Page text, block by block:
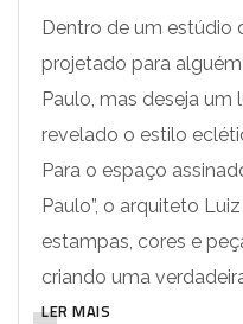
Dentro de um estúdio
projetado para
Paulo, mas deseja um
revelado o estilo
Para o espaço
Paulo”, o arquiteto
estampas, cores e
criando uma
LER MAIS